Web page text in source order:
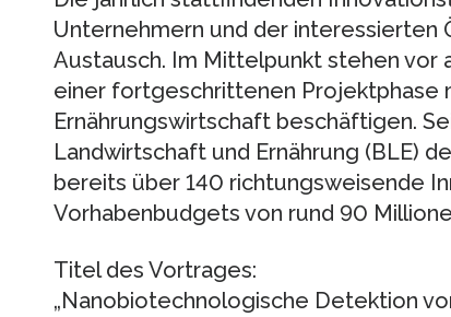
Unternehmern und der interessierten
Austausch. Im Mittelpunkt stehen vor
einer fortgeschrittenen Projektphase
Ernährungswirtschaft beschäftigen.
Landwirtschaft und Ernährung (BLE)
bereits über 140 richtungsweisende
Vorhabenbudgets von rund 90
Titel des Vortrages:
„Nanobiotechnologische Detektion